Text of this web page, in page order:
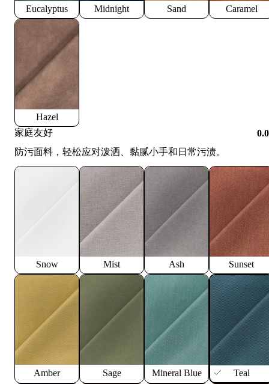
Eucalyptus Midnight Sand Caramel
Hazel
家庭友好
防污面料，轻松应对泼洒、黏腻小手和日常污渍。
Snow Mist Ash Sunset
Amber Sage Mineral Blue Teal